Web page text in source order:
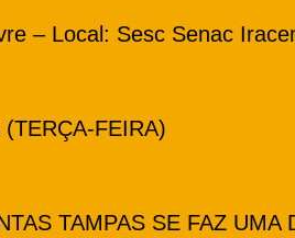
– Local: Sesc Senac
FEIRA)
TAMPAS SE FAZ